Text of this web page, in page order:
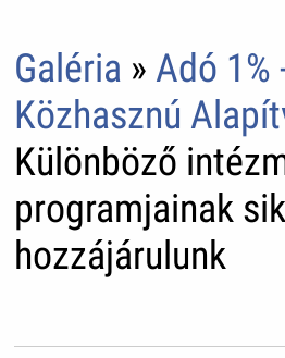
Galéria » Adó 1%
Közhasznú
Különböző
programjainak
hozzájárulunk